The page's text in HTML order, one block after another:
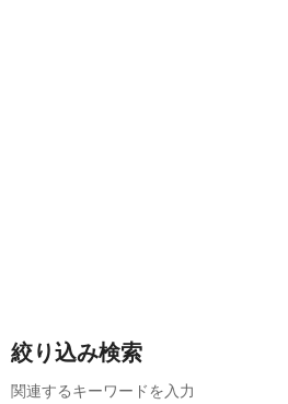
絞り込み検索
関連するキーワードを入力